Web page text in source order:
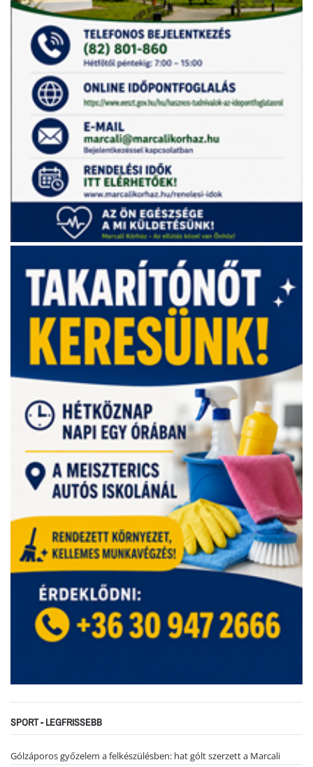
SPORT - LEGFRISSEBB
Gólzáporos győzelem a felkészülésben: hat gólt szerzett a Marcali